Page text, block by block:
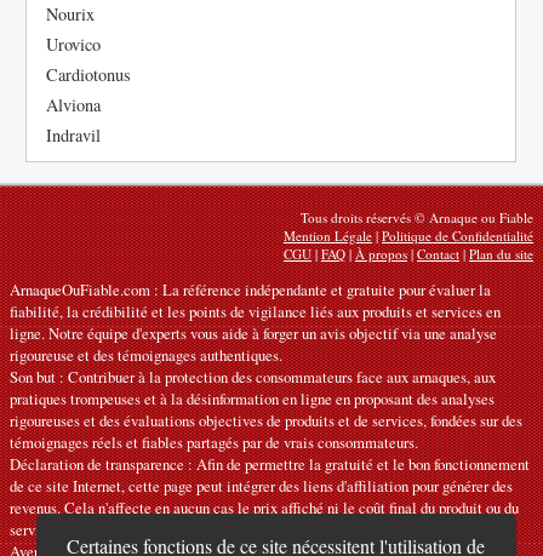
Certaines fonctions de ce site nécessitent l'utilisation de
Nourix
Urovico
Cardiotonus
Alviona
Indravil
Tous droits réservés © Arnaque ou Fiable
Mention Légale|Politique de Confidentialité
CGU|FAQ|À propos|Contact|Plan du site
ArnaqueOuFiable.com : La référence indépendante et gratuite pour évaluer la
fiabilité, la crédibilité et les points de vigilance liés aux produits et services en
ligne. Notre équipe d'experts vous aide à forger un avis objectif via une analyse
rigoureuse et des témoignages authentiques.
Son but : Contribuer à la protection des consommateurs face aux arnaques, aux
pratiques trompeuses et à la désinformation en ligne en proposant des analyses
rigoureuses et des évaluations objectives de produits et de services, fondées sur des
témoignages réels et fiables partagés par de vrais consommateurs.
Déclaration de transparence : Afin de permettre la gratuité et le bon fonctionnement
de ce site Internet, cette page peut intégrer des liens d'affiliation pour générer des
revenus. Cela n'affecte en aucun cas le prix affiché ni le coût final du produit ou du
service.
Avertissements : Nos articles expriment des avis personnels et ne constituent pas